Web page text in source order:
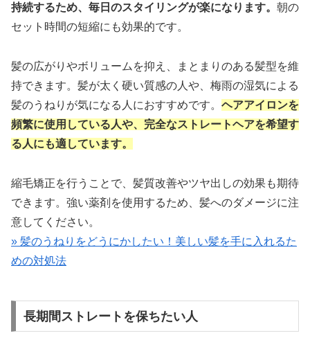
持続するため、毎日のスタイリングが楽になります。 朝の
セット時間の短縮にも効果的です。
髪の広がりやボリュームを抑え、まとまりのある髪型を維
持できます。髪が太く硬い質感の人や、梅雨の湿気による
髪のうねりが気になる人におすすめです。 ヘアアイロンを
頻繁に使用している人や、完全なストレートヘアを希望す
る人にも適しています。
縮毛矯正を行うことで、髪質改善やツヤ出しの効果も期待
できます。強い薬剤を使用するため、髪へのダメージに注
意してください。
» 髪のうねりをどうにかしたい！美しい髪を手に入れるた
めの対処法
長期間ストレートを保ちたい人